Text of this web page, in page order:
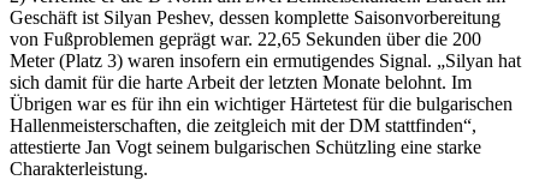
Geschäft ist Silyan Peshev, dessen komplette Saisonvorbereitung
von Fußproblemen geprägt war. 22,65 Sekunden über die 200
Meter (Platz 3) waren insofern ein ermutigendes Signal. „Silyan hat
sich damit für die harte Arbeit der letzten Monate belohnt. Im
Übrigen war es für ihn ein wichtiger Härtetest für die bulgarischen
Hallenmeisterschaften, die zeitgleich mit der DM stattfinden“,
attestierte Jan Vogt seinem bulgarischen Schützling eine starke
Charakterleistung.